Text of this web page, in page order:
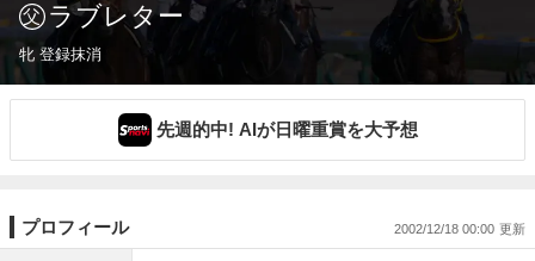
ラブレター
牝 登録抹消
先週的中! AIが日曜重賞を大予想
プロフィール 2002/12/18 00:00